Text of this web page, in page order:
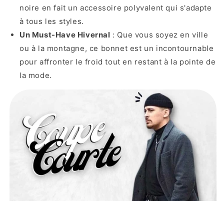
noire en fait un accessoire polyvalent qui s'adapte
à tous les styles.
Un Must-Have Hivernal : Que vous soyez en ville
ou à la montagne, ce bonnet est un incontournable
pour affronter le froid tout en restant à la pointe de
la mode.